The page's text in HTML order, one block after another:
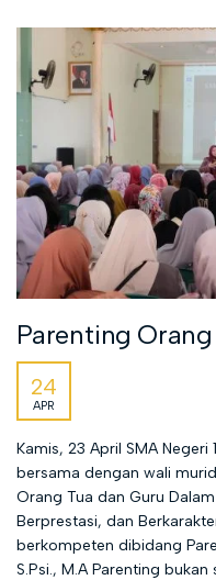
Parenting
24
APR
Kamis, 23 April SMA
bersama dengan wali
Orang Tua dan Guru
Berprestasi, dan
berkompeten dibidang
S.Psi., M.A Parenting